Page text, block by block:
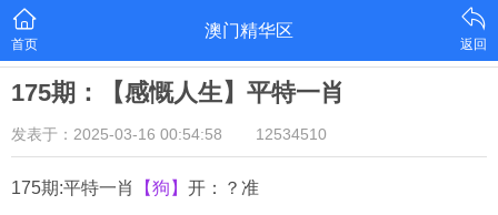
首页
澳门精华区
返回
175期：【感慨人生】平特一肖
发表于：2025-03-16 00:54:58 12534510
175期:平特一肖 【狗】 开：？准